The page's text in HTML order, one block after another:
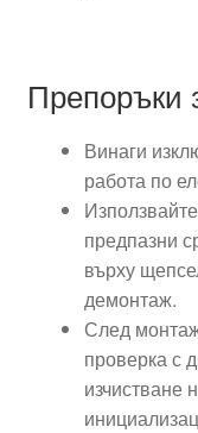
Препоръки
Винаги
работа по
предпазни
върху
демонтаж.
След
проверка с
изчистване